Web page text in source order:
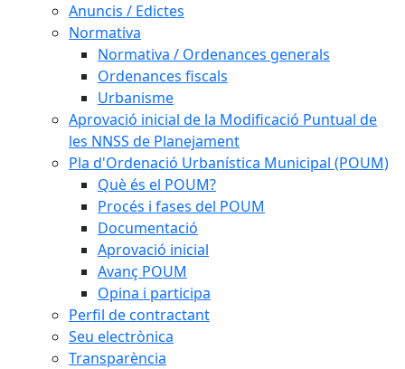
Anuncis / Edictes
Normativa
Normativa / Ordenances generals
Ordenances fiscals
Urbanisme
Aprovació inicial de la Modificació Puntual de
les NNSS de Planejament
Pla d'Ordenació Urbanística Municipal (POUM)
Què és el POUM?
Procés i fases del POUM
Documentació
Aprovació inicial
Avanç POUM
Opina i participa
Perfil de contractant
Seu electrònica
Transparència